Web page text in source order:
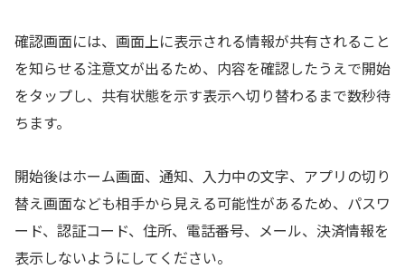
確認画面には、画面上に表示される情報が共有されること
を知らせる注意文が出るため、内容を確認したうえで開始
をタップし、共有状態を示す表示へ切り替わるまで数秒待
ちます。
開始後はホーム画面、通知、入力中の文字、アプリの切り
替え画面なども相手から見える可能性があるため、パスワ
ード、認証コード、住所、電話番号、メール、決済情報を
表示しないようにしてください。